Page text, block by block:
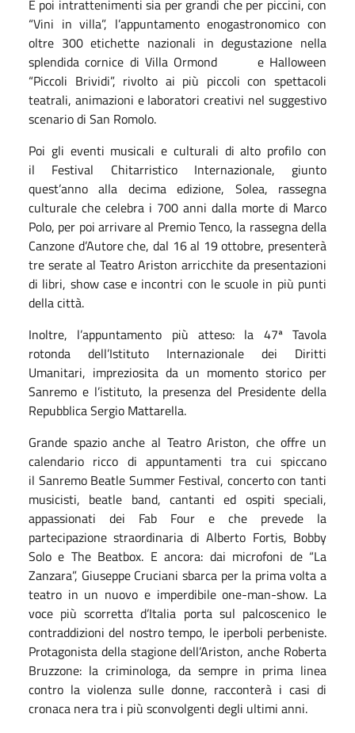
E poi intrattenimenti sia per grandi che per piccini, con
“Vini in villa”, l’appuntamento enogastronomico con
oltre 300 etichette nazionali in degustazione nella
splendida cornice di Villa Ormond e Halloween
“Piccoli Brividi”, rivolto ai più piccoli con spettacoli
teatrali, animazioni e laboratori creativi nel suggestivo
scenario di San Romolo.
Poi gli eventi musicali e culturali di alto profilo con
il Festival Chitarristico Internazionale, giunto
quest’anno alla decima edizione, Solea, rassegna
culturale che celebra i 700 anni dalla morte di Marco
Polo, per poi arrivare al Premio Tenco, la rassegna della
Canzone d’Autore che, dal 16 al 19 ottobre, presenterà
tre serate al Teatro Ariston arricchite da presentazioni
di libri, show case e incontri con le scuole in più punti
della città.
Inoltre, l’appuntamento più atteso: la 47ª Tavola
rotonda dell’Istituto Internazionale dei Diritti
Umanitari, impreziosita da un momento storico per
Sanremo e l’istituto, la presenza del Presidente della
Repubblica Sergio Mattarella.
Grande spazio anche al Teatro Ariston, che offre un
calendario ricco di appuntamenti tra cui spiccano
il Sanremo Beatle Summer Festival, concerto con tanti
musicisti, beatle band, cantanti ed ospiti speciali,
appassionati dei Fab Four e che prevede la
partecipazione straordinaria di Alberto Fortis, Bobby
Solo e The Beatbox. E ancora: dai microfoni de “La
Zanzara”, Giuseppe Cruciani sbarca per la prima volta a
teatro in un nuovo e imperdibile one-man-show. La
voce più scorretta d’Italia porta sul palcoscenico le
contraddizioni del nostro tempo, le iperboli perbeniste.
Protagonista della stagione dell’Ariston, anche Roberta
Bruzzone: la criminologa, da sempre in prima linea
contro la violenza sulle donne, racconterà i casi di
cronaca nera tra i più sconvolgenti degli ultimi anni.